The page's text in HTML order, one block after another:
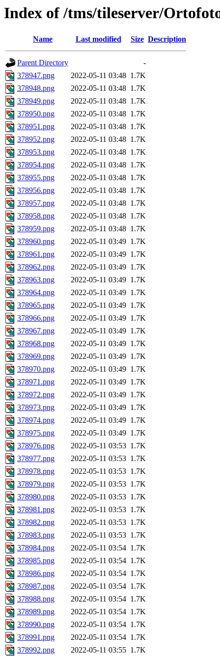
Index of /tms/tileserver/
Name Last modified Size Description
Parent Directory
-
378947.png
2022-05-11 03:48 1.7K
378948.png
2022-05-11 03:48 1.7K
378949.png
2022-05-11 03:48 1.7K
378950.png
2022-05-11 03:48 1.7K
378951.png
2022-05-11 03:48 1.7K
378952.png
2022-05-11 03:48 1.7K
378953.png
2022-05-11 03:48 1.7K
378954.png
2022-05-11 03:48 1.7K
378955.png
2022-05-11 03:48 1.7K
378956.png
2022-05-11 03:48 1.7K
378957.png
2022-05-11 03:48 1.7K
378958.png
2022-05-11 03:48 1.7K
378959.png
2022-05-11 03:48 1.7K
378960.png
2022-05-11 03:49 1.7K
378961.png
2022-05-11 03:49 1.7K
378962.png
2022-05-11 03:49 1.7K
378963.png
2022-05-11 03:49 1.7K
378964.png
2022-05-11 03:49 1.7K
378965.png
2022-05-11 03:49 1.7K
378966.png
2022-05-11 03:49 1.7K
378967.png
2022-05-11 03:49 1.7K
378968.png
2022-05-11 03:49 1.7K
378969.png
2022-05-11 03:49 1.7K
378970.png
2022-05-11 03:49 1.7K
378971.png
2022-05-11 03:49 1.7K
378972.png
2022-05-11 03:49 1.7K
378973.png
2022-05-11 03:49 1.7K
378974.png
2022-05-11 03:49 1.7K
378975.png
2022-05-11 03:49 1.7K
378976.png
2022-05-11 03:53 1.7K
378977.png
2022-05-11 03:53 1.7K
378978.png
2022-05-11 03:53 1.7K
378979.png
2022-05-11 03:53 1.7K
378980.png
2022-05-11 03:53 1.7K
378981.png
2022-05-11 03:53 1.7K
378982.png
2022-05-11 03:53 1.7K
378983.png
2022-05-11 03:53 1.7K
378984.png
2022-05-11 03:54 1.7K
378985.png
2022-05-11 03:54 1.7K
378986.png
2022-05-11 03:54 1.7K
378987.png
2022-05-11 03:54 1.7K
378988.png
2022-05-11 03:54 1.7K
378989.png
2022-05-11 03:54 1.7K
378990.png
2022-05-11 03:54 1.7K
378991.png
2022-05-11 03:54 1.7K
378992.png
2022-05-11 03:55 1.7K